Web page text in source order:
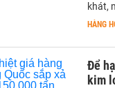
khát,
HÀNG
Để
kim